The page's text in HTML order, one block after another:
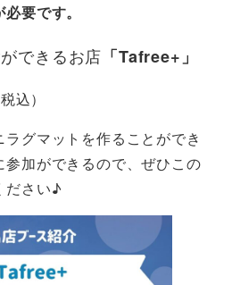
要です。
できるお店 「Tafree+」
込）
グマットを作ることができ
参加ができるので、ぜひこの
ださい♪